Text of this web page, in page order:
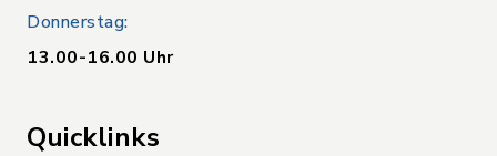
Donnerstag:
13.00-16.00 Uhr
Quicklinks